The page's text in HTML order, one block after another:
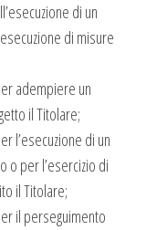
di un
di misure
adempiere un
il Titolare;
l’esecuzione di un
o per l’esercizio di
il Titolare;
il perseguimento